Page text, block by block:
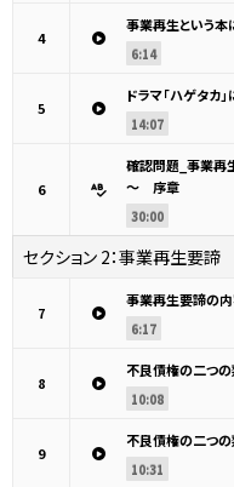
4
事業再生という本
6:14
5
ドラマ「ハゲタカ
14:07
6
確認問題_事業再
～ 序章
30:00
セクション 2：事業再生要諦
7
事業再生要諦の
6:17
8
不良債権の二つ
10:08
9
不良債権の二つ
10:31